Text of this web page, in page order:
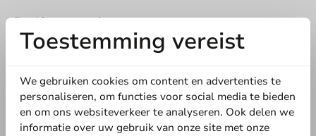
Deel jouw ervaring
Ben je bekend met dit artikel? Deel jouw ervaring met andere
en laat weten wat je er van vindt!
Schrijf een review
Toestemming vereist
We gebruiken cookies om content en advertenties te
personaliseren, om functies voor social media te bieden
en om ons websiteverkeer te analyseren. Ook delen we
informatie over uw gebruik van onze site met onze